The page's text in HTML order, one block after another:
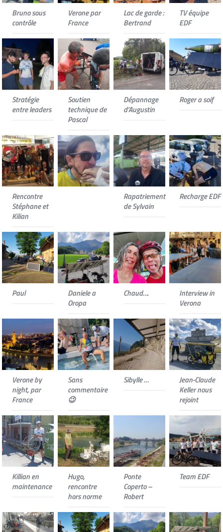
Bruno sous
contrôle
Verone par
France
Lac de garde :
Bertrand
TV équipe
EDF
Stratégie
entre leaders
Soutien
technique de
Pascal
Dépannage
d’Augustin
Roger a soif
Rencontre
Stéphane et
Kilian
Rapatriement
de Sylvain
Recharge EDF
Paul
Daniele a
Oropa
Chaud….
Interview in
Verona
Verone by
night, par
France
Sans
commentaire
😉
Sibylle …
Jean-Claude
Keller nous
rejoint
Killian en
maintenance
Hugo,
rencontre
hors norme
Ponte
Coperto –
Robert
Team EDF